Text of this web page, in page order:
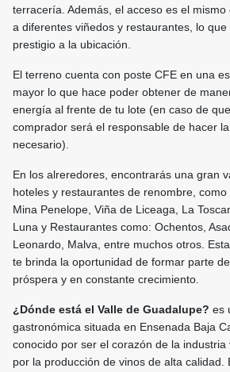
terracería. Además, el acceso es el mismo
a diferentes viñedos y restaurantes, lo
prestigio a la ubicación.
El terreno cuenta con poste CFE en una
mayor lo que hace poder obtener de
energía al frente de tu lote (en caso de
comprador será el responsable de hacer
necesario).
En los alreredores, encontrarás una gran
hoteles y restaurantes de renombre, como
Mina Penelope, Viña de Liceaga, La
Luna y Restaurantes como: Ochentos,
Leonardo, Malva, entre muchos otros.
te brinda la oportunidad de formar parte
próspera y en constante crecimiento.
¿Dónde está el Valle de Guadalupe? es
gastronómica situada en Ensenada Baja
conocido por ser el corazón de la
por la producción de vinos de alta calidad.